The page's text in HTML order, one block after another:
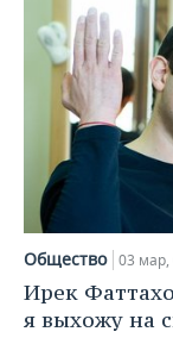
Общество 03 мар,
Ирек
я выхожу на